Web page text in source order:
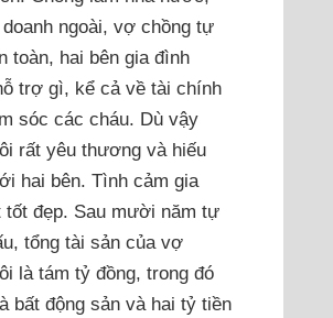
ngoài, vợ chồng tự
toàn, hai bên gia đình
trợ gì, kể cả về tài chính
sóc các cháu. Dù vậy
rất yêu thương và hiếu
hai bên. Tình cảm gia
tốt đẹp. Sau mười năm tự
tổng tài sản của vợ
là tám tỷ đồng, trong đó
bất động sản và hai tỷ tiền